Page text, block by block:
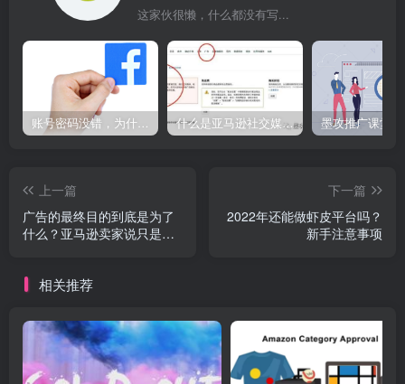
这家伙很懒，什么都没有写...
账号密码没错，为什么Facebook登录不了电脑端?就用这个方法解决，So easy！ 什么是亚马逊社交媒体促销活动？6年资深运营为您答疑解惑
上一篇
广告的最终目的到底是为了
什么？亚马逊卖家说只是为
下一篇
2022年还能做虾皮平台吗？
新手注意事项
相关推荐